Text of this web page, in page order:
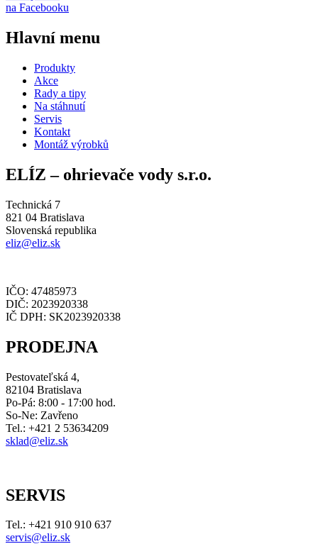
na Facebooku
Hlavní menu
Produkty
Akce
Rady a tipy
Na stáhnutí
Servis
Kontakt
Montáž výrobků
ELÍZ – ohrievače vody s.r.o.
Technická 7
821 04 Bratislava
Slovenská republika
eliz@eliz.sk
IČO: 47485973
DIČ: 2023920338
IČ DPH: SK2023920338
PRODEJNA
Pestovateľská 4,
82104 Bratislava
Po-Pá: 8:00 - 17:00 hod.
So-Ne: Zavřeno
Tel.: +421 2 53634209
sklad@eliz.sk
SERVIS
Tel.: +421 910 910 637
servis@eliz.sk